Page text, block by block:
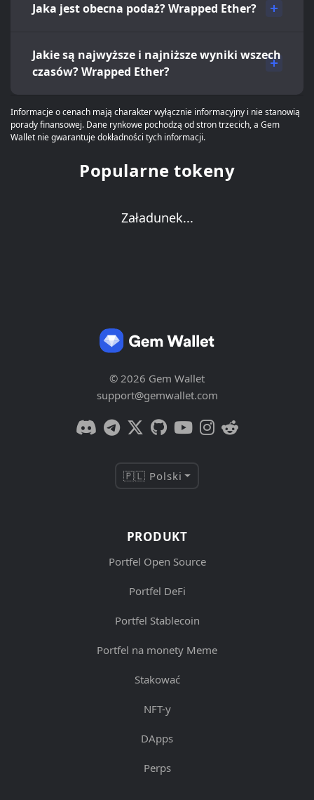
Jaka jest obecna podaż? Wrapped Ether?
Jakie są najwyższe i najniższe wyniki wszech
czasów? Wrapped Ether?
Informacje o cenach mają charakter wyłącznie informacyjny i nie stanowią
porady finansowej. Dane rynkowe pochodzą od stron trzecich, a Gem
Wallet nie gwarantuje dokładności tych informacji.
Popularne tokeny
Załadunek...
© 2026 Gem Wallet
support@gemwallet.com
🇵🇱 Polski
PRODUKT
Portfel Open Source
Portfel DeFi
Portfel Stablecoin
Portfel na monety Meme
Stakować
NFT-y
DApps
Perps